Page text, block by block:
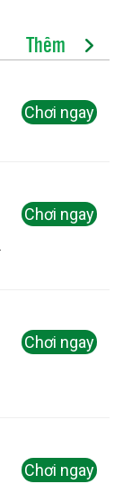
Thêm
Chơi ngay
Chơi ngay
Chơi ngay
Chơi ngay